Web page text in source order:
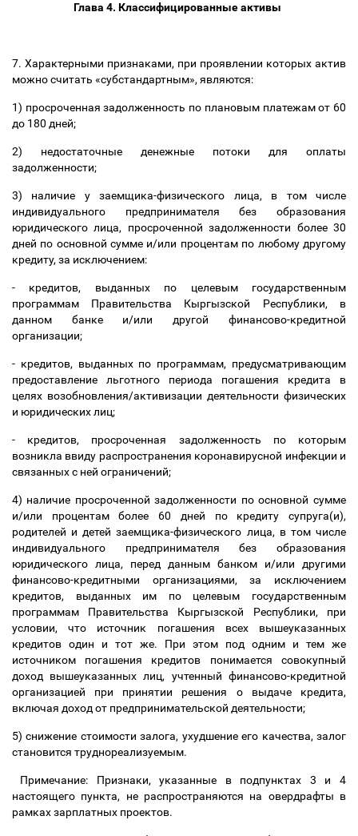
Глава 4. Классифицированные активы
7. Характерными признаками, при проявлении которых актив
можно считать «субстандартным», являются:
1) просроченная задолженность по плановым платежам от 60
до 180 дней;
2) недостаточные денежные потоки для оплаты
задолженности;
3) наличие у заемщика-физического лица, в том числе
индивидуального предпринимателя без образования
юридического лица, просроченной задолженности более 30
дней по основной сумме и/или процентам по любому другому
кредиту, за исключением:
- кредитов, выданных по целевым государственным
программам Правительства Кыргызской Республики, в
данном банке и/или другой финансово-кредитной
организации;
- кредитов, выданных по программам, предусматривающим
предоставление льготного периода погашения кредита в
целях возобновления/активизации деятельности физических
и юридических лиц;
- кредитов, просроченная задолженность по которым
возникла ввиду распространения коронавирусной инфекции и
связанных с ней ограничений;
4) наличие просроченной задолженности по основной сумме
и/или процентам более 60 дней по кредиту супруга(и),
родителей и детей заемщика-физического лица, в том числе
индивидуального предпринимателя без образования
юридического лица, перед данным банком и/или другими
финансово-кредитными организациями, за исключением
кредитов, выданных им по целевым государственным
программам Правительства Кыргызской Республики, при
условии, что источник погашения всех вышеуказанных
кредитов один и тот же. При этом под одним и тем же
источником погашения кредитов понимается совокупный
доход вышеуказанных лиц, учтенный финансово-кредитной
организацией при принятии решения о выдаче кредита,
включая доход от предпринимательской деятельности;
5) снижение стоимости залога, ухудшение его качества, залог
становится труднореализуемым.
Примечание: Признаки, указанные в подпунктах 3 и 4
настоящего пункта, не распространяются на овердрафты в
рамках зарплатных проектов.